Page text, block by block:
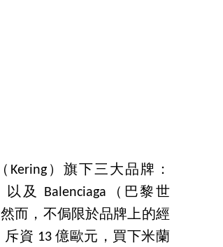
）旗下三大品牌：
及 Balenciaga（巴黎世
而，不侷限於品牌上的經
資 13 億歐元，買下米蘭